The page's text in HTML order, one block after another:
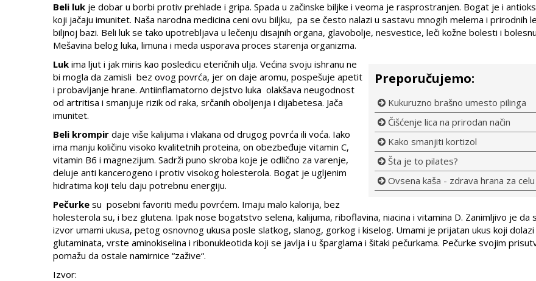
Beli luk je dobar u borbi protiv prehlade i gripa. Spada u začinske biljke i veoma je rasprostranjen. Bogat je i
koji jačaju imunitet. Naša narodna medicina ceni ovu biljku, pa se često nalazi u sastavu mnogih melema i prirodnih
biljnoj bazi. Beli luk se tako upotrebljava u lečenju disajnih organa, glavobolje, nesvestice, leči kožne bolesti i
Mešavina belog luka, limuna i meda usporava proces starenja organizma.
Preporučujemo:
Kukuruzno brašno umesto pilinga
Čišćenje lica na prirodan način
Kako smanjiti kortizol
Šta je to pilates?
Ovsena kaša - zdrava hrana za
Luk ima ljut i jak miris kao posledicu eteričnih ulja. Većina svoju ishranu ne
bi mogla da zamisli bez ovog povrća, jer on daje aromu, pospešuje apetit
i probavljanje hrane. Antiinflamatorno dejstvo luka olakšava neugodnost
od artritisa i smanjuje rizik od raka, srčanih oboljenja i dijabetesa. Jača
imunitet.
Beli krompir daje više kalijuma i vlakana od drugog povrća ili voća. Iako
ima manju količinu visoko kvalitetnih proteina, on obezbeđuje vitamin C,
vitamin B6 i magnezijum. Sadrži puno skroba koje je odlično za varenje,
deluje anti kancerogeno i protiv visokog holesterola. Bogat je ugljenim
hidratima koji telu daju potrebnu energiju.
Pečurke su posebni favoriti među povrćem. Imaju malo kalorija, bez
holesterola su, i bez glutena. Ipak nose bogatstvo selena, kalijuma, riboflavina, niacina i vitamina D. Zanimljivo je da
izvor umami ukusa, petog osnovnog ukusa posle slatkog, slanog, gorkog i kiselog. Umami je prijatan ukus koji
glutaminata, vrste aminokiselina i ribonukleotida koji se javlja i u šparglama i šitaki pečurkama. Pečurke svojim
pomažu da ostale namirnice “zažive“.
Izvor: